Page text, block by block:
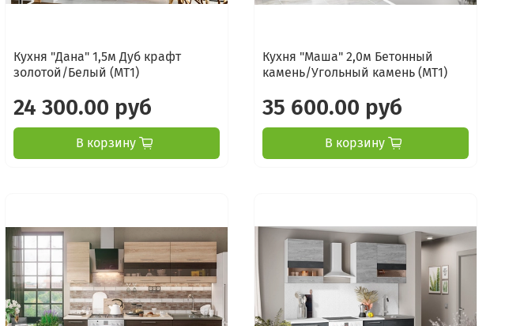
Кухня "Дана" 1,5м Дуб крафт
золотой/Белый (МТ1)
24 300.00 руб
В корзину
Кухня "Маша" 2,0м Бетонный
камень/Угольный камень (МТ1)
35 600.00 руб
В корзину